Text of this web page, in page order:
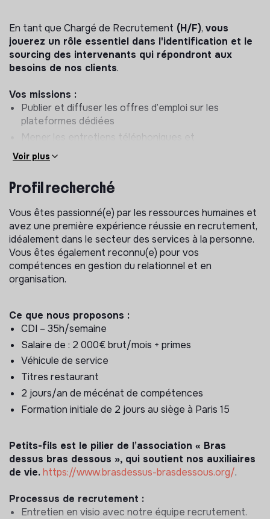
En tant que Chargé de Recrutement (H/F), vous
jouerez un rôle essentiel dans l'identification et le
sourcing des intervenants qui répondront aux
besoins de nos clients.
Vos missions :
Publier et diffuser les offres d’emploi sur les
plateformes dédiées
Mener les entretiens téléphoniques et
physiques avec les candidats
nouvelles recrues
Collaborer avec les responsables de secteur pour
définir les besoins en sourcing
Assurer un suivi régulier des recrutements et veiller à
la satisfaction des candidats et des équipes en
poste.
Voir plus
Profil recherché
Vous êtes passionné(e) par les ressources humaines et
avez une première expérience réussie en recrutement,
idéalement dans le secteur des services à la personne.
Vous êtes également reconnu(e) pour vos
compétences en gestion du relationnel et en
organisation.
Ce que nous proposons :
CDI – 35h/semaine
Salaire de : 2 000€ brut/mois + primes
Véhicule de service
Titres restaurant
2 jours/an de mécénat de compétences
Formation initiale de 2 jours au siège à Paris 15
Petits-fils est le pilier de l’association « Bras
dessus bras dessous », qui soutient nos auxiliaires
de vie.https://www.brasdessus-brasdessous.org/.
Processus de recrutement :
Entretien en visio avec notre équipe recrutement.